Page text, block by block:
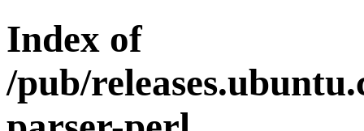
Index of
/pub/